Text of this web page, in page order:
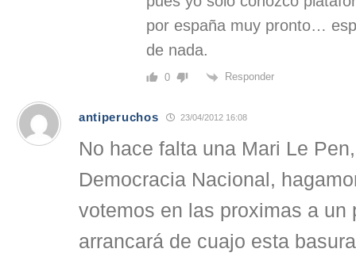
por españa muy pronto…
de nada.
0 Responder
antiperuchos 23/04/2012 16:08
No hace falta una Mari Le
Democracia Nacional,
votemos en las proximas a un
arrancará de cuajo esta